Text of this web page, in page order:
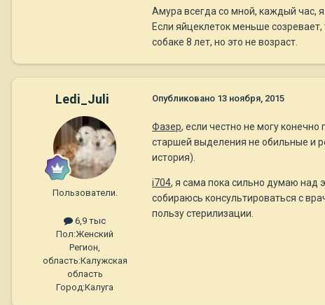
Амура всегда со мной, каждый час,
Если яйцеклеток меньше
собаке 8 лет, но это не возраст.
Ledi_Juli
Пользователи.
6,9 тыс
Пол:Женский
Регион,
область:Калужская
область
Город:Калуга
Опубликовано 13 ноября, 2015
Фазер, если честно не могу
старшей выделения не обильные и
история).
i704, я сама пока сильно думаю над
собираюсь консультироваться с
пользу стерилизации.